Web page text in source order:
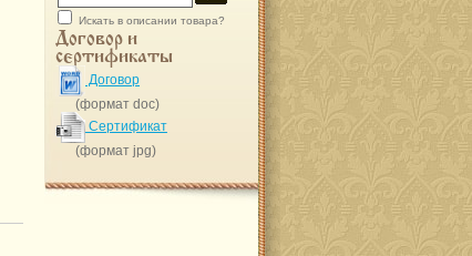
Искать в описании товара?
Договор и
сертификаты
Договор
(формат doc)
Сертификат
(формат jpg)